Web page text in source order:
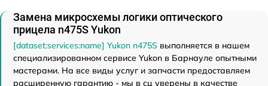
Замена микросхемы логики оптического
прицела n475S Yukon
[dataset:services:name] Yukon n475S выполняется в нашем
специализированном сервисе Yukon в Барнауле опытными
мастерами. На все виды услуг и запчасти предоставляем
расширенную гарантию - мы в сц уверены в качестве